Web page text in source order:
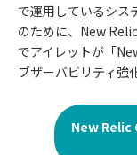
で運用しているシス
のために、New
でアイレットが「
ブザーバビリティ強
New Relic